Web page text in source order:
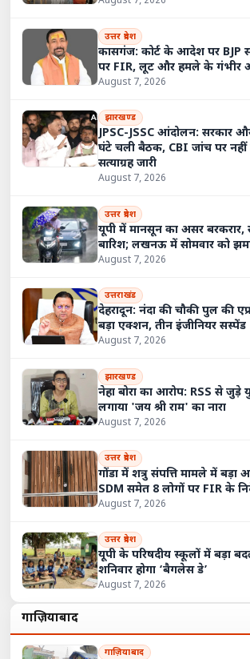
उत्तर प्रदेश
कासगंज: कोर्ट के आदेश पर BJP
पर FIR, लूट और हमले के गंभीर
August 7, 2026
झारखण्ड
JPSC-JSSC आंदोलन: सरकार
घंटे चली बैठक, CBI जांच पर नहीं
सत्याग्रह जारी
August 7, 2026
उत्तर प्रदेश
यूपी में मानसून का असर
बारिश; लखनऊ में सोमवार को
August 7, 2026
उत्तराखंड
देहरादून: नंदा की चौकी पुल की
बड़ा एक्शन, तीन इंजीनियर सस्पेंड
August 7, 2026
झारखण्ड
नेहा बोरा का आरोप: RSS से जुड़े
लगाया 'जय श्री राम' का नारा
August 7, 2026
उत्तर प्रदेश
गोंडा में शत्रु संपत्ति मामले में बड़ा
SDM समेत 8 लोगों पर FIR के
August 7, 2026
उत्तर प्रदेश
यूपी के परिषदीय स्कूलों में बड़ा
शनिवार होगा ‘बैगलेस डे’
August 7, 2026
गाज़ियाबाद
गाज़ियाबाद